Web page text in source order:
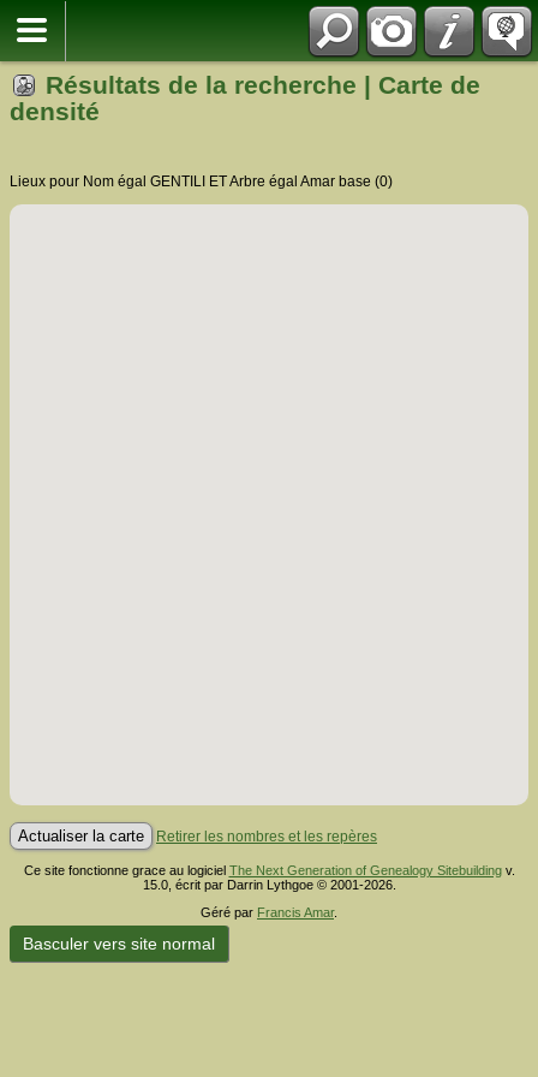
Résultats de la recherche | Carte de
densité
Lieux pour Nom égal GENTILI ET Arbre égal Amar base (0)
Retirer les nombres et les repères
Ce site fonctionne grace au logiciel The Next Generation of Genealogy Sitebuildingv.
15.0, écrit par Darrin Lythgoe © 2001-2026.
Géré par Francis Amar.
Basculer vers site normal